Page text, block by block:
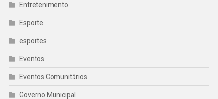
Entretenimento
Esporte
esportes
Eventos
Eventos Comunitários
Governo Municipal